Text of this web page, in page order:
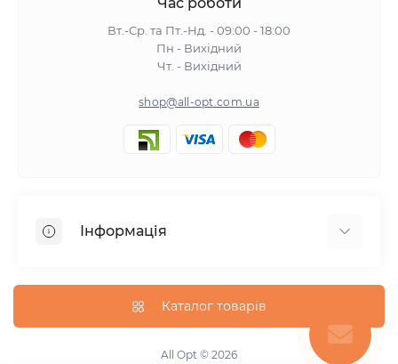
Вт.-Ср. та Пт.-Нд. - 09:00 - 18:00
Пн - Вихідний
Чт. - Вихідний
shop@all-opt.com.ua
Інформація
Оплата та доставка
Повернення та обмін
Політика конфіденційності
Каталог товарів
All Opt © 2026